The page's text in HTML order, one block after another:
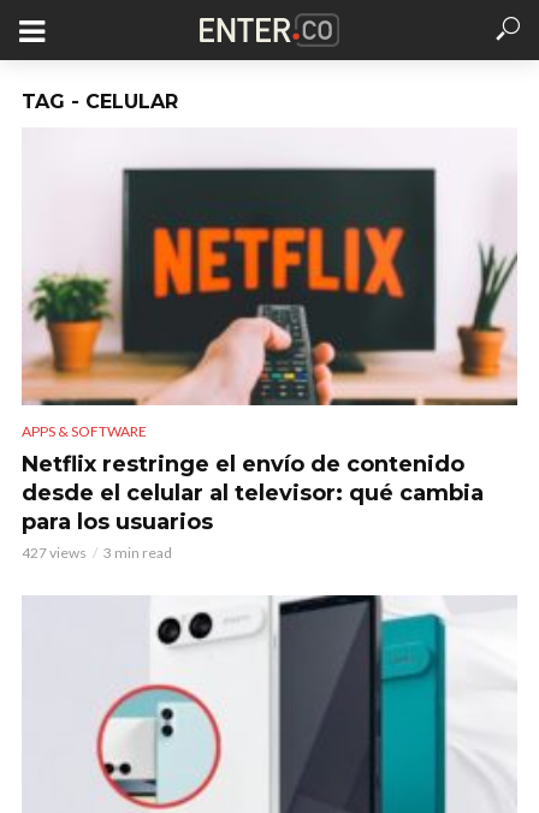
TAG - CELULAR
APPS & SOFTWARE
Netflix restringe el envío de contenido
desde el celular al televisor: qué cambia
para los usuarios
427 views 3 min read